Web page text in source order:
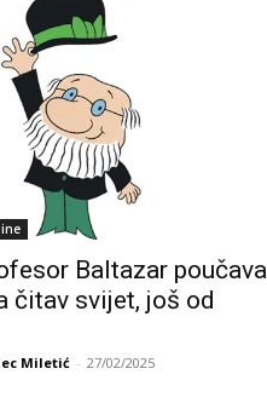
Baltazar poučava
čitav svijet, još od
Miletić - 27/02/2025